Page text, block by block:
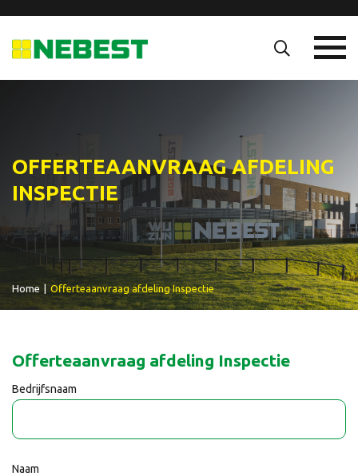
OFFERTEAANVRAAG AFDELING
INSPECTIE
Home Offerteaanvraag afdeling Inspectie
Offerteaanvraag afdeling Inspectie
Bedrijfsnaam
Naam